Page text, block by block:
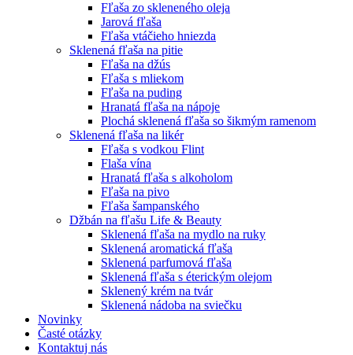
Fľaša zo skleneného oleja
Jarová fľaša
Fľaša vtáčieho hniezda
Sklenená fľaša na pitie
Fľaša na džús
Fľaša s mliekom
Fľaša na puding
Hranatá fľaša na nápoje
Plochá sklenená fľaša so šikmým ramenom
Sklenená fľaša na likér
Fľaša s vodkou Flint
Flaša vína
Hranatá fľaša s alkoholom
Fľaša na pivo
Fľaša šampanského
Džbán na fľašu Life & Beauty
Sklenená fľaša na mydlo na ruky
Sklenená aromatická fľaša
Sklenená parfumová fľaša
Sklenená fľaša s éterickým olejom
Sklenený krém na tvár
Sklenená nádoba na sviečku
Novinky
Časté otázky
Kontaktuj nás